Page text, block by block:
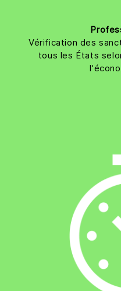
Vérification des
tous les États